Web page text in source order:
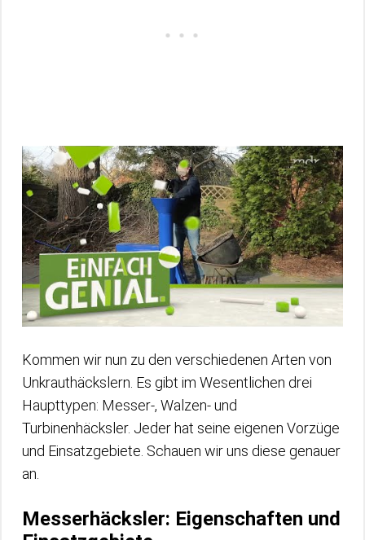
Kommen wir nun zu den verschiedenen Arten von
Unkrauthäckslern. Es gibt im Wesentlichen drei
Haupttypen: Messer-, Walzen- und
Turbinenhäcksler. Jeder hat seine eigenen Vorzüge
und Einsatzgebiete. Schauen wir uns diese genauer
an.
Messerhäcksler: Eigenschaften und